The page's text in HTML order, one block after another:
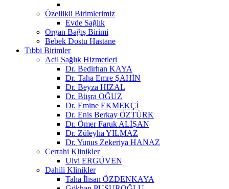
Özellikli Birimlerimiz
Evde Sağlık
Organ Bağış Birimi
Bebek Dostu Hastane
Tıbbi Birimler
Acil Sağlık Hizmetleri
Dr. Bedirhan KAYA
Dr. Taha Emre ŞAHİN
Dr. Beyza HIZAL
Dr. Büşra OĞUZ
Dr. Emine EKMEKÇİ
Dr. Enis Berkay ÖZTÜRK
Dr. Ömer Faruk ALİŞAN
Dr. Züleyha YILMAZ
Dr. Yunus Zekeriya HANAZ
Cerrahi Klinikler
Ulvi ERGÜVEN
Dahili Klinikler
Taha İhsan ÖZDENKAYA